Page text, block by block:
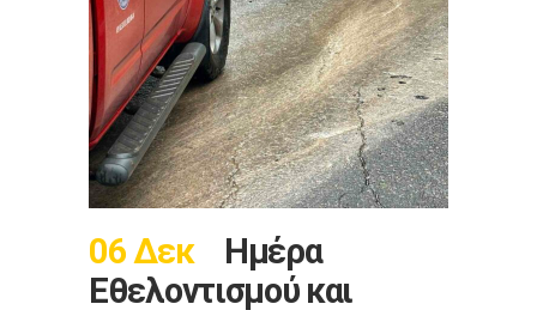
06 Δεκ
Ημέρα
Εθελοντισμού και